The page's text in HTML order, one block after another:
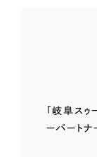
「岐阜スゥ
ーパートナ